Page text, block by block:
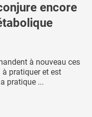
encore
à nouveau ces
pratiquer et est
pratique ...